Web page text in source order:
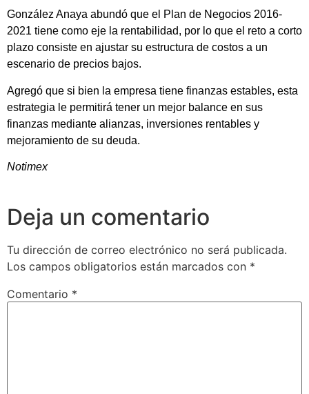
González Anaya abundó que el Plan de Negocios 2016-
2021 tiene como eje la rentabilidad, por lo que el reto a corto
plazo consiste en ajustar su estructura de costos a un
escenario de precios bajos.
Agregó que si bien la empresa tiene finanzas estables, esta
estrategia le permitirá tener un mejor balance en sus
finanzas mediante alianzas, inversiones rentables y
mejoramiento de su deuda.
Notimex
Deja un comentario
Tu dirección de correo electrónico no será publicada.
Los campos obligatorios están marcados con *
Comentario *